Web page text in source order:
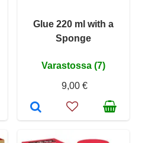
Glue 220 ml with a
Sponge
Varastossa (7)
9,00 €